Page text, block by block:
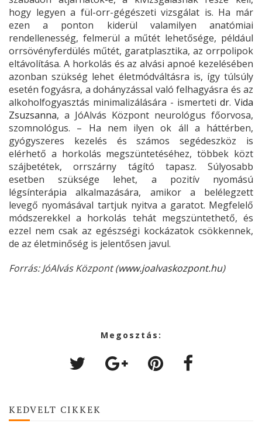
hogy legyen a fül-orr-gégészeti vizsgálat is. Ha már
ezen a ponton kiderül valamilyen anatómiai
rendellenesség, felmerül a műtét lehetősége, például
orrsövényferdülés műtét, garatplasztika, az orrpolipok
eltávolítása. A horkolás és az alvási apnoé kezelésében
azonban szükség lehet életmódváltásra is, így túlsúly
esetén fogyásra, a dohányzással való felhagyásra és az
alkoholfogyasztás minimalizálására - ismerteti dr. Vida
Zsuzsanna, a JóAlvás Központ neurológus főorvosa,
szomnológus. – Ha nem ilyen ok áll a háttérben,
gyógyszeres kezelés és számos segédeszköz is
elérhető a horkolás megszüntetéséhez, többek közt
szájbetétek, orrszárny tágító tapasz. Súlyosabb
esetben szüksége lehet, a pozitív nyomású
légsínterápia alkalmazására, amikor a belélegzett
levegő nyomásával tartjuk nyitva a garatot. Megfelelő
módszerekkel a horkolás tehát megszüntethető, és
ezzel nem csak az egészségi kockázatok csökkennek,
de az életminőség is jelentősen javul.
Forrás: JóAlvás Központ (www.joalvaskozpont.hu)
Megosztás:
KEDVELT CIKKEK